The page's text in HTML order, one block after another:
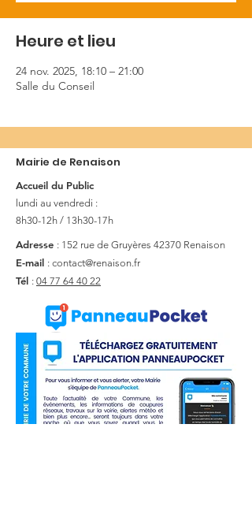
Heure et lieu
24 nov. 2025, 18:10 – 21:00
Salle du Conseil
Mairie de Renaison
Accueil du Public
lundi au vendredi :
8h30-12h / 13h30-17h
Adresse : 152 rue de Gruyères 42370 Renaison
E-mail : contact@renaison.fr
Tél : 04 77 64 40 22